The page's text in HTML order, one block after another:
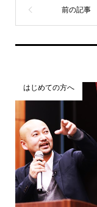
はじめての方へ